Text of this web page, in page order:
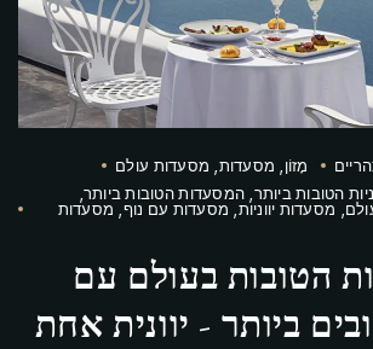
מָזוֹן, מסעדות, מסעדות עולם
הטובות ביותר, המסעדות הטובות ביותר,
, מסעדות יווניות, מסעדות עם נוף, מסעדות
הטובות בעולם עם
ביותר - יוונית אחת